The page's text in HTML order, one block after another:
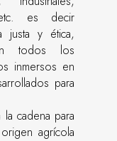
es decir
justa y ética,
todos los
inmersos en
para
cadena para
agrícola